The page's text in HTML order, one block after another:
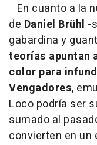
En cuanto a la
de Daniel Brühl -
gabardina y
teorías apuntan
color para
Vengadores,
Loco podría ser
sumado al
convierten en un